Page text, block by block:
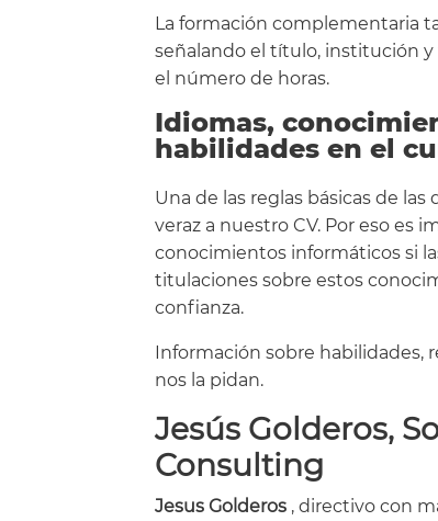
La formación complementaria
señalando el título, institución
el número de horas.
Idiomas,
habilidades en el
Una de las reglas básicas de
veraz a nuestro CV. Por eso es
conocimientos informáticos si
titulaciones sobre estos
confianza.
Información sobre habilidades,
nos la pidan.
Jesús Golderos,
Consulting
Jesus Golderos , directivo con